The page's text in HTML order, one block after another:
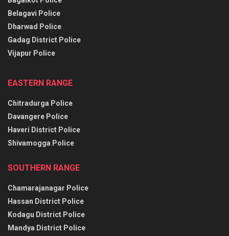
Belagavi Police
Dharwad Police
Gadag District Police
Vijapur Police
EASTERN RANGE
Chitradurga Police
Davangere Police
Haveri District Police
Shivamogga Police
SOUTHERN RANGE
Chamarajanagar Police
Hassan District Police
Kodagu District Police
Mandya District Police